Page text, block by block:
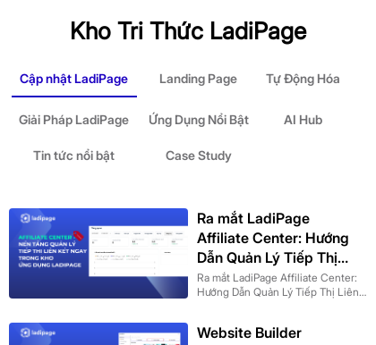
Kho Tri Thức LadiPage
Cập nhật LadiPage Landing Page Tự Động Hóa
Giải Pháp LadiPage Ứng Dụng Nổi Bật AI Hub
Tin tức nổi bật Case Study
Ra mắt LadiPage Affiliate Center:
Hướng Dẫn Quản Lý Tiếp Thị Liên
Ra mắt LadiPage
Affiliate Center: Hướng
Dẫn Quản Lý Tiếp Thị
Liên Kết, Tối Ưu Thu
Nhập Affiliate
Website Builder